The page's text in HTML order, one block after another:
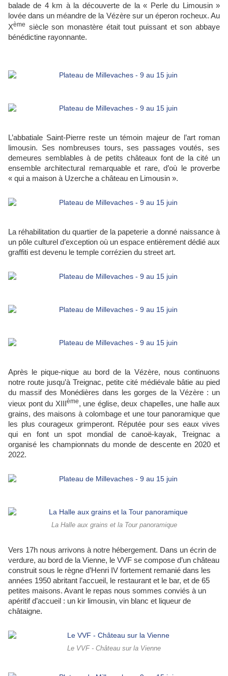
balade de 4 km à la découverte de la « Perle du Limousin »
lovée dans un méandre de la Vézère sur un éperon rocheux. Au
Xème siècle son monastère était tout puissant et son abbaye
bénédictine rayonnante.
L’abbatiale Saint-Pierre reste un témoin majeur de l’art roman
limousin. Ses nombreuses tours, ses passages voutés, ses
demeures semblables à de petits châteaux font de la cité un
ensemble architectural remarquable et rare, d’où le proverbe
« qui a maison à Uzerche a château en Limousin ».
La réhabilitation du quartier de la papeterie a donné naissance à
un pôle culturel d’exception où un espace entièrement dédié aux
graffiti est devenu le temple corrézien du street art.
Après le pique-nique au bord de la Vézère, nous continuons
notre route jusqu’à Treignac, petite cité médiévale bâtie au pied
du massif des Monédières dans les gorges de la Vézère : un
vieux pont du XIIIème, une église, deux chapelles, une halle aux
grains, des maisons à colombage et une tour panoramique que
les plus courageux grimperont. Réputée pour ses eaux vives
qui en font un spot mondial de canoë-kayak, Treignac a
organisé les championnats du monde de descente en 2020 et
2022.
La Halle aux grains et la Tour panoramique
Vers 17h nous arrivons à notre hébergement. Dans un écrin de
verdure, au bord de la Vienne, le VVF se compose d’un château
construit sous le règne d’Henri IV fortement remanié dans les
années 1950 abritant l’accueil, le restaurant et le bar, et de 65
petites maisons. Avant le repas nous sommes conviés à un
apéritif d’accueil : un kir limousin, vin blanc et liqueur de
châtaigne.
Le VVF - Château sur la Vienne